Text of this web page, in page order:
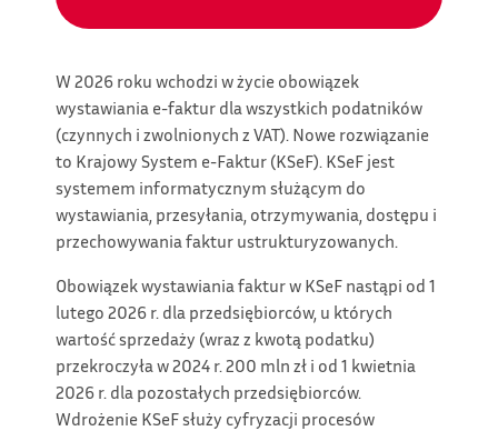
W 2026 roku wchodzi w życie obowiązek
wystawiania e-faktur dla wszystkich podatników
(czynnych i zwolnionych z VAT). Nowe rozwiązanie
to Krajowy System e-Faktur (KSeF). KSeF jest
systemem informatycznym służącym do
wystawiania, przesyłania, otrzymywania, dostępu i
przechowywania faktur ustrukturyzowanych.
Obowiązek wystawiania faktur w KSeF nastąpi od 1
lutego 2026 r. dla przedsiębiorców, u których
wartość sprzedaży (wraz z kwotą podatku)
przekroczyła w 2024 r. 200 mln zł i od 1 kwietnia
2026 r. dla pozostałych przedsiębiorców.
Wdrożenie KSeF służy cyfryzacji procesów